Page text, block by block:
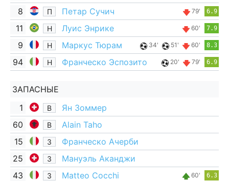
8 П Петар Сучич 79' 6.9
11 Н Луис Энрике 60' 7.9
9 Н Маркус Тюрам 34' 51' 60' 8.3
94 Н Франческо Эспозито 20' 79' 6.9
ЗАПАСНЫЕ
1
В
Ян Зоммер
60
В
Alain Taho
15
З
Франческо Ачерби
25
З
Мануэль Аканджи
43
З Matteo Cocchi 60' 6.3